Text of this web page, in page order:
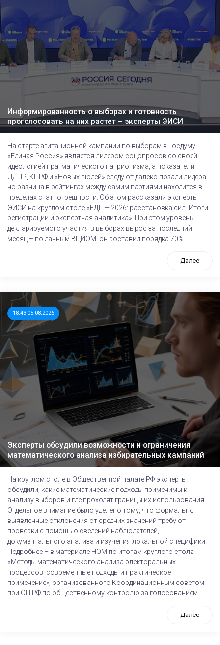
Информированность о выборах и готовность
проголосовать на них растет – эксперты ЭИСИ
На старте агитационной кампании по выборам в Госдуму
«Единая Россия» является лидером соцопросов со своей
идеологией прагматического патриотизма, а показатели
ЛДПР, КПРФ и «Новых людей» следуют далеко позади лидера,
но разница в рейтингах между самим партиями находится в
пределах статпогрешности. Об этом рассказали эксперты
ЭИСИ на круглом столе «ЕДГ — 2026: расстановка сил. Итоги
регистрации и экспертная аналитика». При этом уровень
декларируемого участия в выборах вырос за последний
месяц – по данным ВЦИОМ, он составил порядка 70%
Далее
18:43 05.08.2026
Эксперты обсудили возможности и ограничения
математического анализа избирательных кампаний
На круглом столе в Общественной палате РФ эксперты
обсудили, какие математические подходы применимы к
анализу выборов и где проходят границы их использования.
Отдельное внимание было уделено тому, что формально
выявленные отклонения от средних значений требуют
проверки с помощью сведений наблюдателей,
документального анализа и изучения локальной специфики.
Подробнее – в материале НОМ по итогам круглого стола
«Методы математического анализа электоральных
процессов: современные подходы и практическое
применение», организованного Координационным советом
при ОП РФ по общественному контролю за голосованием.
Далее